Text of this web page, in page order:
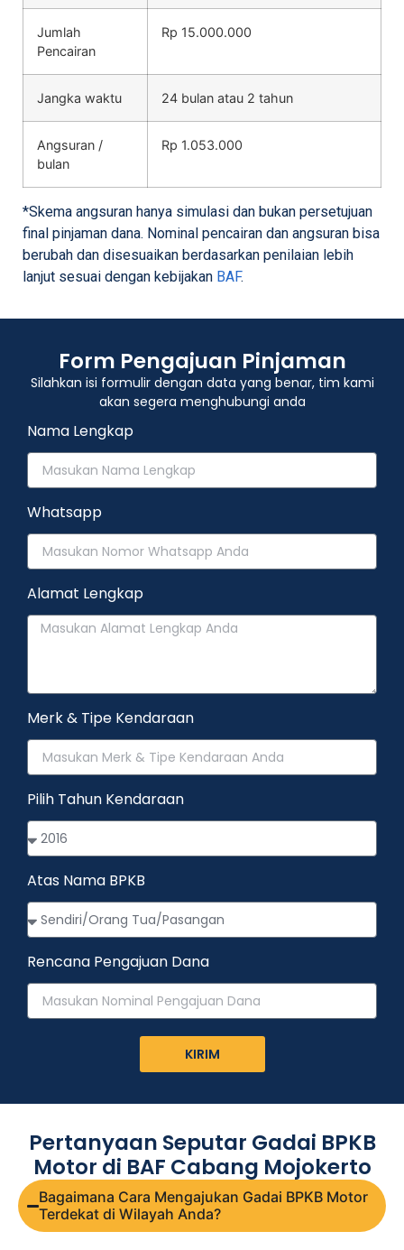
Jumlah
Pencairan
Rp 15.000.000
Jangka waktu 24 bulan atau 2 tahun
Angsuran /
bulan
Rp 1.053.000
*Skema angsuran hanya simulasi dan bukan persetujuan
final pinjaman dana. Nominal pencairan dan angsuran bisa
berubah dan disesuaikan berdasarkan penilaian lebih
lanjut sesuai dengan kebijakan BAF.
Form Pengajuan Pinjaman
Silahkan isi formulir dengan data yang benar, tim kami
akan segera menghubungi anda
Nama Lengkap
Whatsapp
Alamat Lengkap
Merk & Tipe Kendaraan
Pilih Tahun Kendaraan
Atas Nama BPKB
Rencana Pengajuan Dana
KIRIM
Pertanyaan Seputar Gadai BPKB
Motor di BAF Cabang Mojokerto
Bagaimana Cara Mengajukan Gadai BPKB Motor
Terdekat di Wilayah Anda?